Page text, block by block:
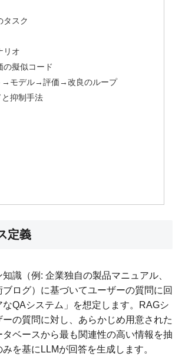
タスク
リオ
の擬似コード
→モデル→評価→改良のループ
抑制手法
定義
知識（例: 企業独自の製品マニュアル、
ログ）に基づいてユーザーの質問に回
QAシステム」を想定します。RAGシ
ーの質問に対し、あらかじめ用意された
タベースから最も関連性の高い情報を抽
を基にLLMが回答を生成します。